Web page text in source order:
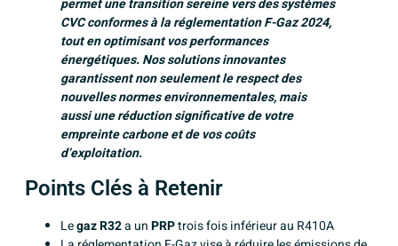
CVC conformes à la réglementation F-Gaz 2024,
tout en optimisant vos performances
énergétiques. Nos solutions innovantes
garantissent non seulement le respect des
nouvelles normes environnementales, mais
aussi une réduction significative de votre
empreinte carbone et de vos coûts
d’exploitation.
Points Clés à Retenir
Legaz R32a unPRPtrois fois inférieur au R410A